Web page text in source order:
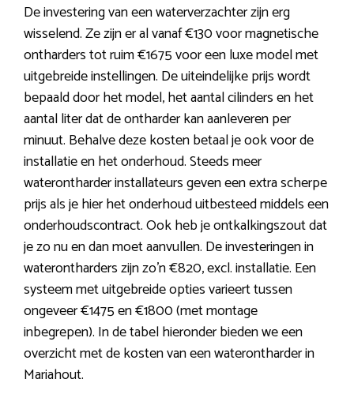
De investering van een waterverzachter zijn erg
wisselend. Ze zijn er al vanaf €130 voor magnetische
ontharders tot ruim €1675 voor een luxe model met
uitgebreide instellingen. De uiteindelijke prijs wordt
bepaald door het model, het aantal cilinders en het
aantal liter dat de ontharder kan aanleveren per
minuut. Behalve deze kosten betaal je ook voor de
installatie en het onderhoud. Steeds meer
waterontharder installateurs geven een extra scherpe
prijs als je hier het onderhoud uitbesteed middels een
onderhoudscontract. Ook heb je ontkalkingszout dat
je zo nu en dan moet aanvullen. De investeringen in
waterontharders zijn zo’n €820, excl. installatie. Een
systeem met uitgebreide opties varieert tussen
ongeveer €1475 en €1800 (met montage
inbegrepen). In de tabel hieronder bieden we een
overzicht met de kosten van een waterontharder in
Mariahout.